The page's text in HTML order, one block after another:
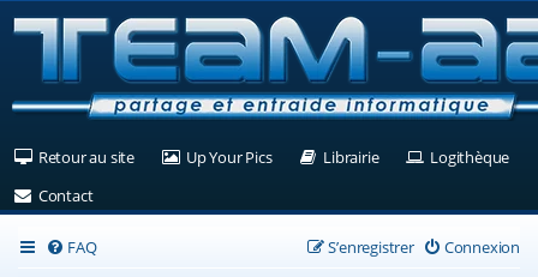
Retour au site(Ouvre un nouvel onglet)
Up Your Pics(Ouvre un nouvel onglet)
Librairie(Ouvre un nouvel
Logithèque
Contact(Ouvre un nouvel onglet)
FAQ Connexion
S’enregistrer